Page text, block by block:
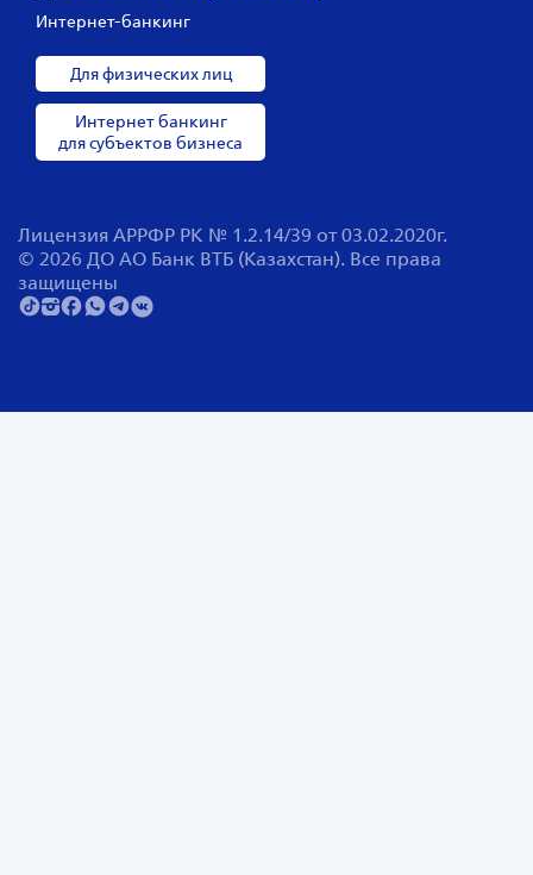
Интернет-банкинг
Для физических лиц
Интернет банкинг
для субъектов бизнеса
Лицензия АРРФР РК № 1.2.14/39 от 03.02.2020г.
© 2026 ДО АО Банк ВТБ (Казахстан). Все права
защищены